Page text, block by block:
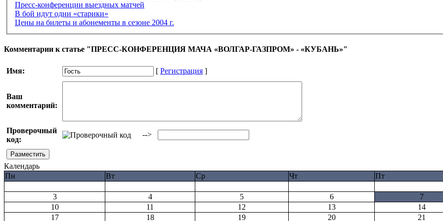
Пресс-конференции выездных матчей
В бой идут одни «старики»
Цены на билеты и абонементы в сезоне 2004 г.
Комментарии к статье "ПРЕСС-КОНФЕРЕНЦИЯ МАЧА «ВОЛГАР-ГАЗПРОМ» - «КУБАНЬ»"
Имя: [ Регистрация ]
Ваш
комментарий:
Проверочный
код:
-->
Календарь
Пн
Вт Ср Чт Пт
3
4 5 6 7
10
11 12 13 14
17
18 19 20 21